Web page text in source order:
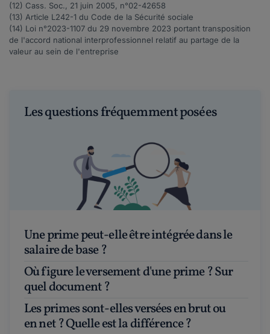
(12) Cass. Soc., 21 juin 2005, n°02-42658
(13) Article L242-1 du Code de la Sécurité sociale
(14) Loi n°2023-1107 du 29 novembre 2023 portant transposition
de l'accord national interprofessionnel relatif au partage de la
valeur au sein de l'entreprise
Les questions fréquemment posées
Une prime peut-elle être intégrée dans le
salaire de base ?
Où figure le versement d'une prime ? Sur
quel document ?
Les primes sont-elles versées en brut ou
en net ? Quelle est la différence ?